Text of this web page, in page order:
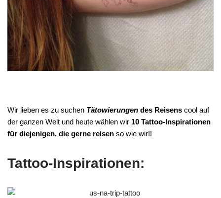
Wir lieben es zu suchen Tätowierungen des Reisens cool auf
der ganzen Welt und heute wählen wir 10 Tattoo-Inspirationen
für diejenigen, die gerne reisen so wie wir!!
Tattoo-Inspirationen: